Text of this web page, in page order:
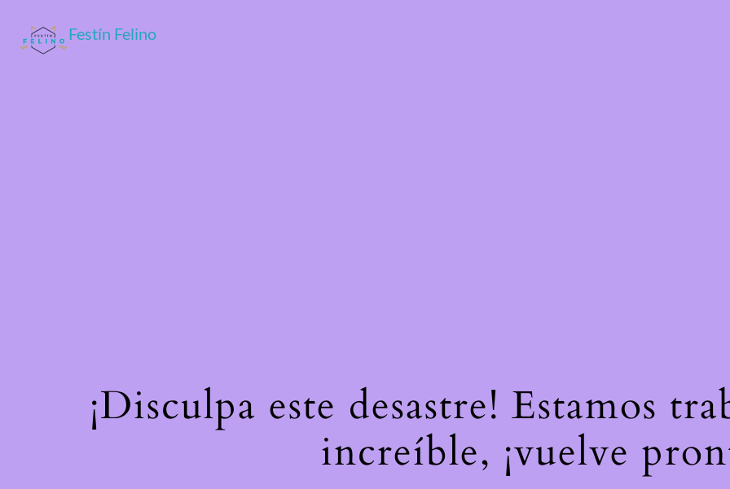
Festín Felino
¡Disculpa este desastre! Estamos
increíble, ¡vuelve